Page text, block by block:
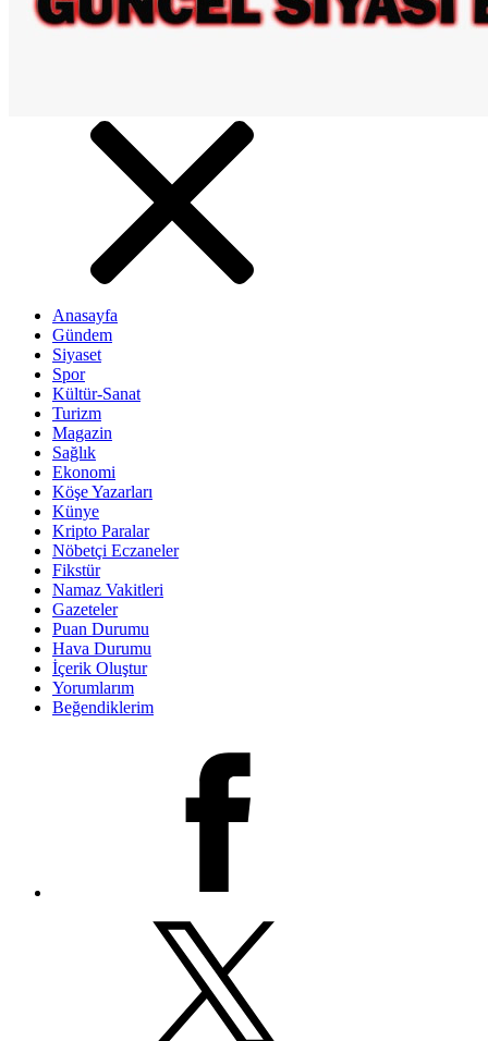
Anasayfa
Gündem
Siyaset
Spor
Kültür-Sanat
Turizm
Magazin
Sağlık
Ekonomi
Köşe Yazarları
Künye
Kripto Paralar
Nöbetçi Eczaneler
Fikstür
Namaz Vakitleri
Gazeteler
Puan Durumu
Hava Durumu
İçerik Oluştur
Yorumlarım
Beğendiklerim